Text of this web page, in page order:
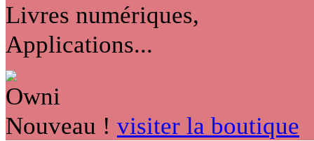
Livres numériques,
Applications...
Nouveau ! visiter la boutique